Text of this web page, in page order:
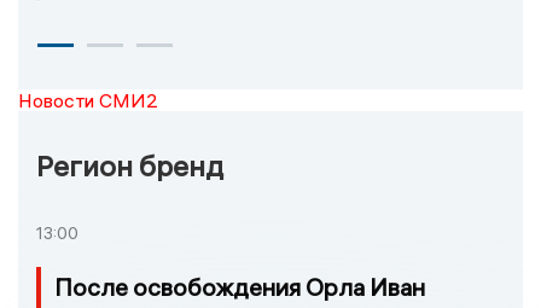
Новости СМИ2
Регион бренд
13:00
После освобождения Орла Иван